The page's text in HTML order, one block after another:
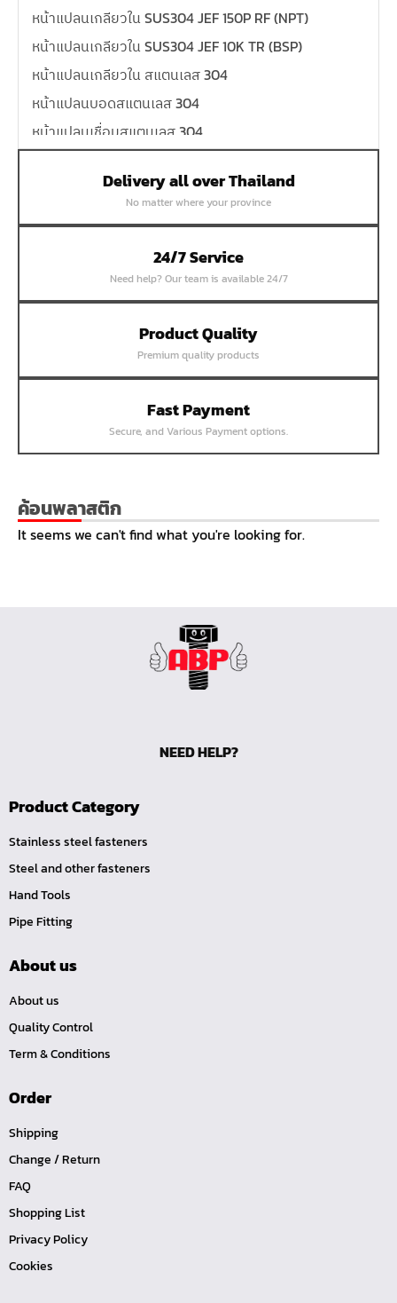
หน้าแปลนเกลียวใน SUS304 JEF 150P RF (NPT)
หน้าแปลนเกลียวใน SUS304 JEF 10K TR (BSP)
หน้าแปลนเกลียวใน สแตนเลส 304
หน้าแปลนบอดสแตนเลส 304
หน้าแปลนเชื่อมสแตนเลส 304
หน้าแปลนเหล็กคอสูง
หน้าแปลนเชื่อมบอด SUS304 JEF 300P RF
หน้าแปลนเชื่อมบอด SUS304 JEF PN40 RF
หน้าแปลนเชื่อมบอด SUS304 JEF PN16 RF
หน้าแปลนเชื่อมบอด SUS304 JEF PN10 FF
หน้าแปลนเชื่อมบอด SUS304 JEF 10K FF
หน้าแปลนเชื่อมบอด SUS304 JEF 5K FF
หน้าแปลนเชื่อมบอด SUS304 JEF 150P RF
หน้าแปลนเชื่อม SUS304 JEF PN40 RF
หน้าแปลนเชื่อม SUS304 JEF PN25 RF
หน้าแปลนเชื่อม SUS304 JEF 10K FF
หน้าแปลนเชื่อม SUS304 JEF 5K FF
หน้าแปลนเหล็กเกลียวใน JEF PN40
หน้าแปลนเหล็กเกลียวใน JEF 10K TR
หน้าแปลนเหล็กเกลียวใน JEF 150P
หน้าแปลนเหล็กสวมเชื่อม JEF SWRF 150P
หน้าแปลนเหล็กคอสูง JEF WNRF 300P
หน้าแปลนเหล็กคอสูง JEF WNRF PN40
หน้าแปลนเหล็กคอสูง JEF WNRF PN16
หน้าแปลนเหล็กบอด JEF 10K FF ชุบกัลวาไนซ์
หน้าแปลนเหล็กบอด JEF 150P RF ชุบกัลวาไนซ์
หน้าแปลนเชื่อมเหล็ก JEF 150P RF ชุบกัลวาไนซ์
หน้าแปลนเชื่อมเหล็ก JEF PN16 RF
หน้าแปลนเชื่อมเหล็ก JEF 300P RF
คีมตัดสายเคเบิ้ล
คีมย้ำสายไฟ
คีมล๊อค
Delivery all over Thailand
No matter where your province
24/7 Service
Need help? Our team is available 24/7
Product Quality
Premium quality products
Fast Payment
Secure, and Various Payment options.
ค้อนพลาสติก
It seems we can't find what you're looking for.
NEED HELP?
Product Category
Stainless steel fasteners
Steel and other fasteners
Hand Tools
Pipe Fitting
About us
About us
Quality Control
Term & Conditions
Order
Shipping
Change / Return
FAQ
Shopping List
Privacy Policy
Cookies